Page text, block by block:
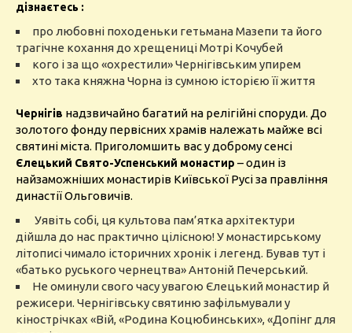
дізнаєтесь :
про любовні походеньки гетьмана Мазепи та його
трагічне кохання до хрещениці Мотрі Кочубей
кого і за що «охрестили» Чернігівським упирем
хто така княжна Чорна із сумною історією її життя
Чернігів надзвичайно багатий на релігійні споруди. До
золотого фонду первісних храмів належать майже всі
святині міста. Приголомшить вас у доброму сенсі
Єлецький Свято-Успенський монастир – один із
найзаможніших монастирів Київської Русі за правління
династії Ольговичів.
Уявіть собі, ця культова пам’ятка архітектури
дійшла до нас практично цілісною! У монастирському
літописі чимало історичних хронік і легенд. Бував тут і
«батько руського чернецтва» Антоній Печерський.
Не оминули свого часу увагою Єлецький монастир й
режисери. Чернігівську святиню зафільмували у
кінострічках «Вій, «Родина Коцюбинських», «Допінг для